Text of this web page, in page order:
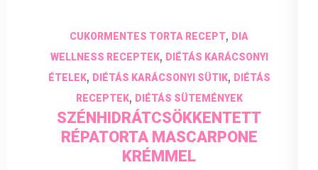
CUKORMENTES TORTA RECEPT, DIA
WELLNESS RECEPTEK, DIÉTÁS KARÁCSONYI
ÉTELEK, DIÉTÁS KARÁCSONYI SÜTIK, DIÉTÁS
RECEPTEK, DIÉTÁS SÜTEMÉNYEK
SZÉNHIDRÁTCSÖKKENTETT
RÉPATORTA MASCARPONE
KRÉMMEL